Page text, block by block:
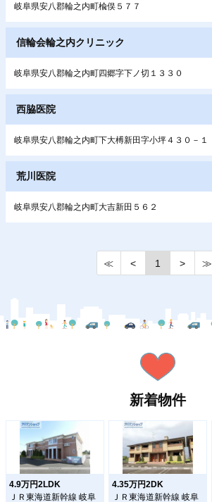
岐阜県安八郡輪之内町楡俣５７７
信輪会輪之内クリニック
岐阜県安八郡輪之内町四郷字下ノ切１３３０
西脇医院
岐阜県安八郡輪之内町下大榑新田字小坪４３０－１
荒川医院
岐阜県安八郡輪之内町大吉新田５６２
≪ < 1 > ≫
新着物件
4.9万円2LDK
ＪＲ東海道新幹線 岐阜
4.35万円2DK
ＪＲ東海道新幹線 岐阜